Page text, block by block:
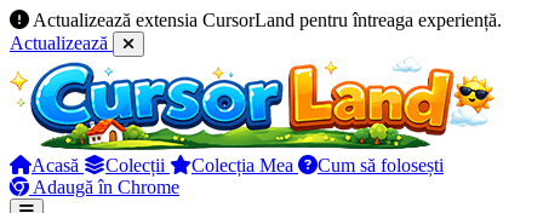
Actualizează extensia CursorLand pentru întreaga experiență.
Actualizează
Acasă Colecții Colecția Mea
Cum să folosești
Adaugă în Chrome